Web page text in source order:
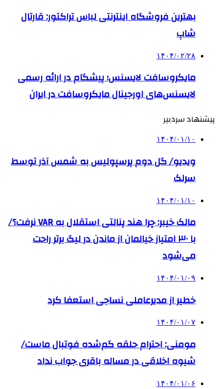
بهترین فروشگاه اینترنتی لباس تراکتور: قارتال
شاپ
۱۴۰۴/۰۲/۲۸
مایکروسافت لایسنس؛ پیشگام در ارائه رسمی
لایسنس‌های اورجینال مایکروسافت در ایران
پیشنهاد سردبیر
۱۴۰۴/۰۱/۱۰
ویدیو/ گل دوم پرسپولیس به شمس آذر توسط
سرلک
۱۴۰۴/۰۱/۱۰
مالک خیبر: چرا هند پنالتی استقلال به VAR نرفت؟/
با ۳۰ امتیاز خیالمان از ماندن در لیگ برتر راحت
می‌شود
۱۴۰۴/۰۱/۰۹
خطیر از مدیرعاملی نساجی استعفا کرد
۱۴۰۴/۰۱/۰۷
مومنی: احترام حلقه گم‌شده فوتبال ماست/
شیوه اخلاقی در مساله باقری جواب نداد
۱۴۰۴/۰۱/۰۶